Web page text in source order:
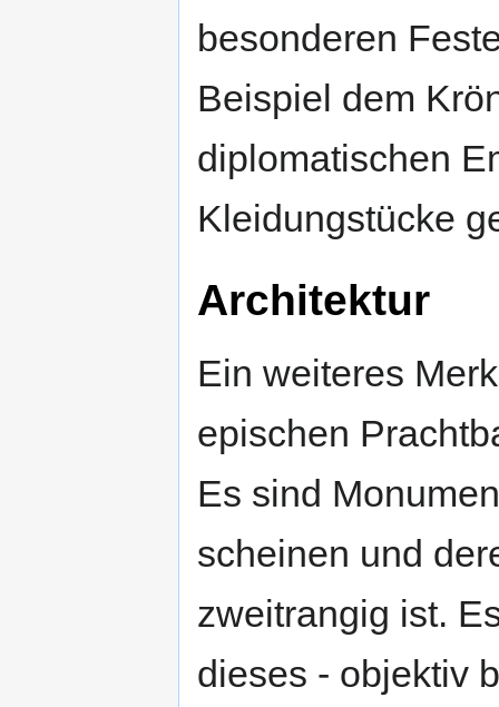
besonderen
Beispiel dem
diplomatischen
Kleidungstücke
Architektur
Ein weiteres
epischen
Es sind
scheinen und
zweitrangig ist.
dieses - objektiv